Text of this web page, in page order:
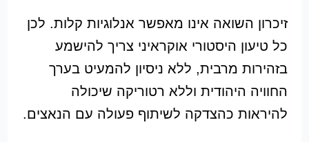
זיכרון השואה אינו מאפשר אנלוגיות קלות. לכן
כל טיעון היסטורי אוקראיני צריך להישמע
בזהירות מרבית, ללא ניסיון להמעיט בערך
החוויה היהודית וללא רטוריקה שיכולה
להיראות כהצדקה לשיתוף פעולה עם הנאצים.